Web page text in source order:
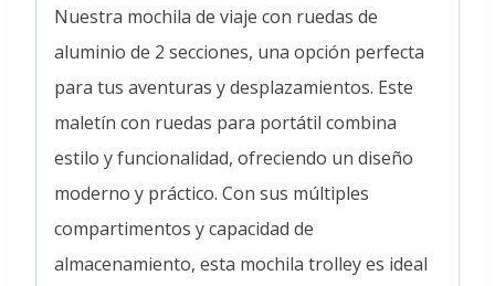
Nuestra mochila de viaje con ruedas de
aluminio de 2 secciones, una opción perfecta
para tus aventuras y desplazamientos. Este
maletín con ruedas para portátil combina
estilo y funcionalidad, ofreciendo un diseño
moderno y práctico. Con sus múltiples
compartimentos y capacidad de
almacenamiento, esta mochila trolley es ideal